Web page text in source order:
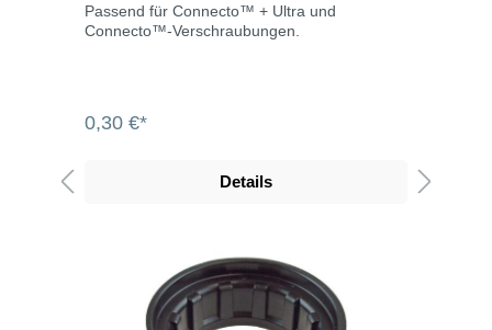
Passend für Connecto™ + Ultra und
Connecto™-Verschraubungen.
0,30 €*
Details